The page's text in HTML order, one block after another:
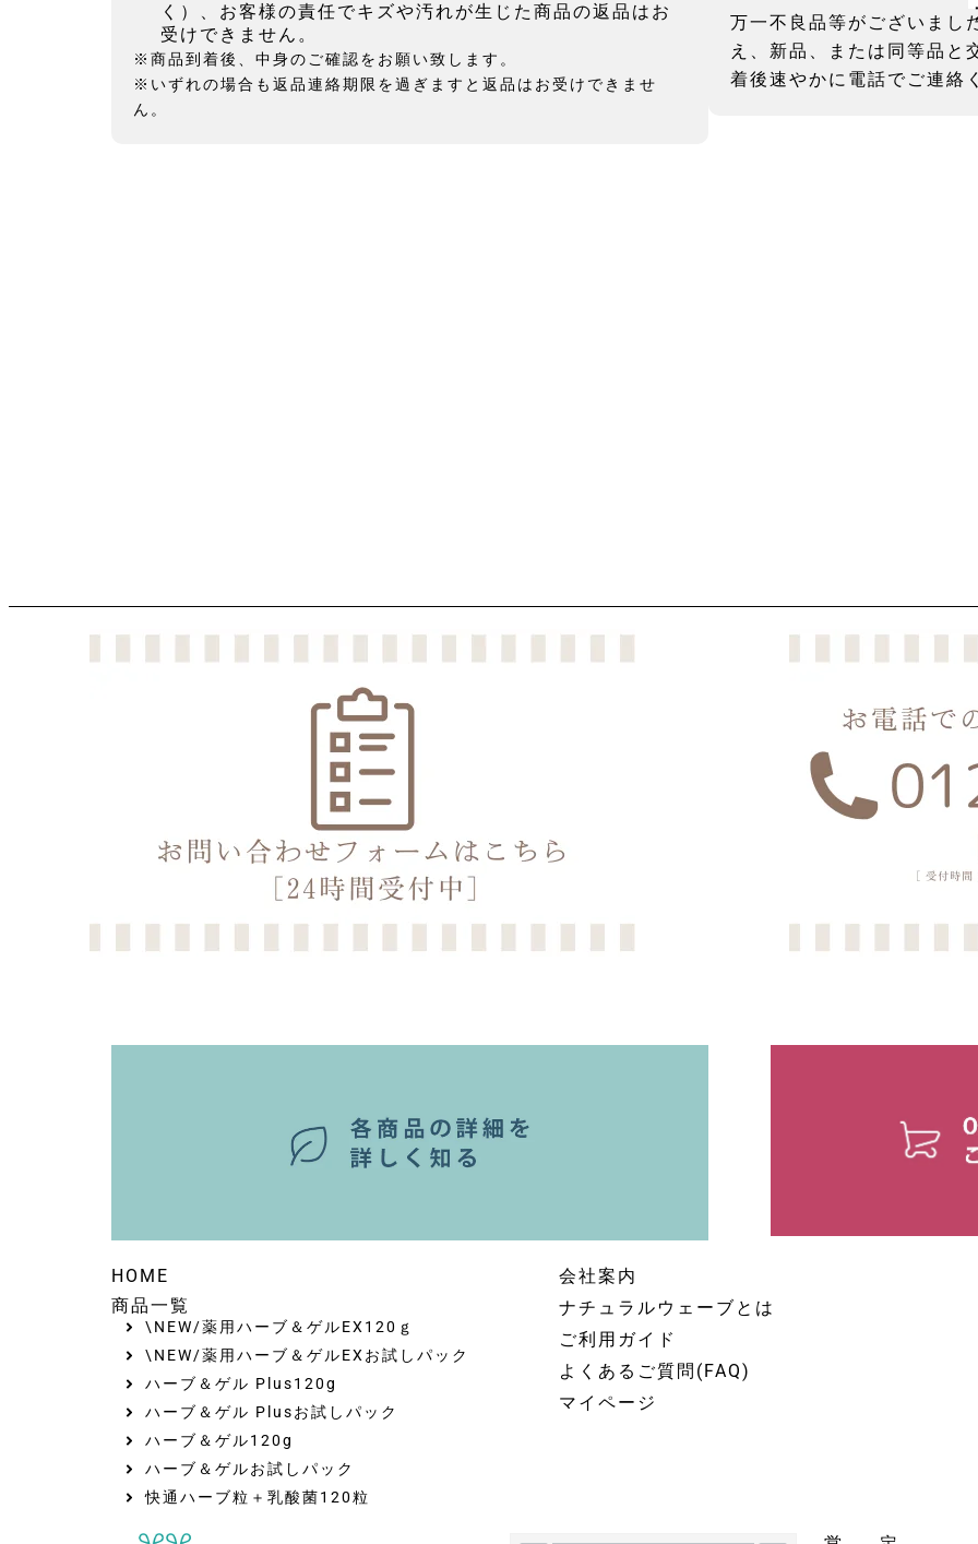
く）、お客様の責任でキズや汚れが生じた商品の返品はお
受けできません。
※商品到着後、中身のご確認をお願い致します。
※いずれの場合も返品連絡期限を過ぎますと返品はお受けできませ
ん。
万一不良品等がございまし
え、新品、または同等品と
着後速やかに電話でご連絡
HOME
商品一覧
\NEW/薬用ハーブ＆ゲルEX120ｇ
\NEW/薬用ハーブ＆ゲルEXお試しパック
ハーブ＆ゲル Plus120g
ハーブ＆ゲル Plusお試しパック
ハーブ＆ゲル120g
ハーブ＆ゲルお試しパック
快通ハーブ粒＋乳酸菌120粒
会社案内
ナチュラルウェーブとは
ご利用ガイド
よくあるご質問(FAQ)
マイページ